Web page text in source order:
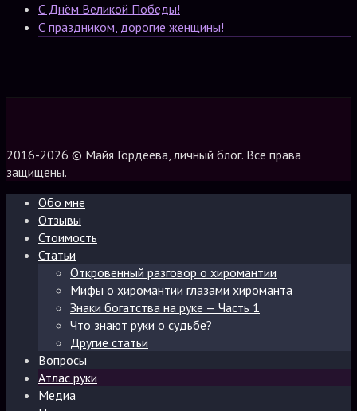
С Днём Великой Победы!
С праздником, дорогие женщины!
2016-2026 © Майя Гордеева, личный блог. Все права
защищены.
Обо мне
Отзывы
Стоимость
Статьи
Откровенный разговор о хиромантии
Мифы о хиромантии глазами хироманта
Знаки богатства на руке — Часть 1
Что знают руки о судьбе?
Другие статьи
Вопросы
Атлас руки
Медиа